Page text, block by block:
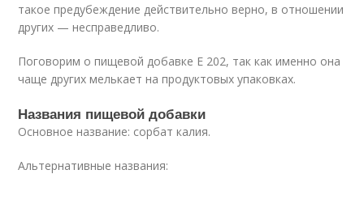
такое предубеждение действительно верно, в отношении
других — несправедливо.
Поговорим о пищевой добавке E 202, так как именно она
чаще других мелькает на продуктовых упаковках.
Названия пищевой добавки
Основное название: сорбат калия.
Альтернативные названия: